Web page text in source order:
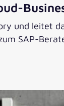
und leitet
SAP-